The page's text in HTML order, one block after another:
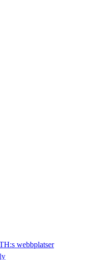
webbplatser